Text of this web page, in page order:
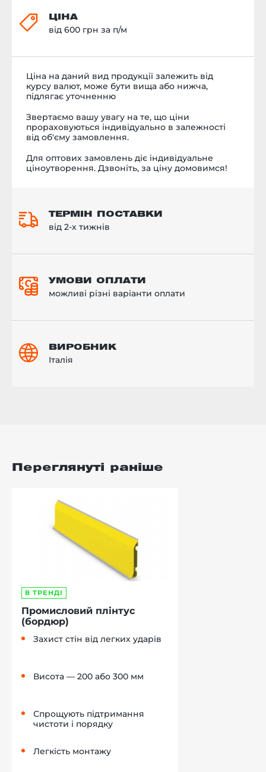
ЦІНА
від 600 грн за п/м
Ціна на даний вид продукції залежить від
курсу валют, може бути вища або нижча,
підлягає уточненню
Звертаємо вашу увагу на те, що ціни
прораховуються індивідуально в залежності
від об'єму замовлення.
Для оптових замовлень діє індивідуальне
ціноутворення. Дзвоніть, за ціну домовимся!
ТЕРМІН ПОСТАВКИ
від 2-х тижнів
УМОВИ ОПЛАТИ
можливі різні варіанти оплати
ВИРОБНИК
Італія
Переглянуті раніше
В ТРЕНДІ
Промисловий плінтус
(бордюр)
Захист стін від легких ударів
Висота — 200 або 300 мм
Спрощують підтримання
чистоти і порядку
Легкість монтажу